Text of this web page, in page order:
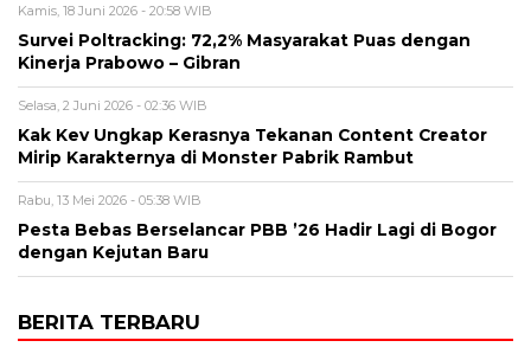
Kamis, 18 Juni 2026 - 20:58 WIB
Survei Poltracking: 72,2% Masyarakat Puas dengan
Kinerja Prabowo – Gibran
Selasa, 2 Juni 2026 - 02:36 WIB
Kak Kev Ungkap Kerasnya Tekanan Content Creator
Mirip Karakternya di Monster Pabrik Rambut
Rabu, 13 Mei 2026 - 05:38 WIB
Pesta Bebas Berselancar PBB ’26 Hadir Lagi di Bogor
dengan Kejutan Baru
BERITA TERBARU